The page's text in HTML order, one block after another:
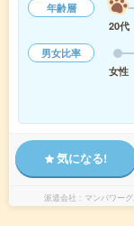
年齢層
20代
男女比率
女性
気になる!
派遣会社 マンパワー